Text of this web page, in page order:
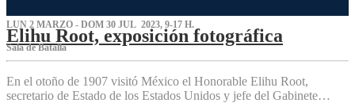
LUN 2 MARZO - DOM 30 JUL 2023, 9-17 H.
Elihu Root, exposición fotográfica
Sala de Batalla
En el otoño de 1907 visitó México el Honorable Elihu Root,
secretario de Estado de los Estados Unidos y jefe del Gabinete…